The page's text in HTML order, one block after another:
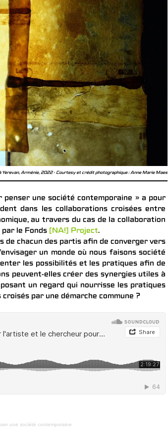
Arménie, 2022 - Courtesy et crédit photographique : Anne Marie Maes
une société contemporaine » a pour
dans les collaborations croisées entre
au travers du cas de la collaboration
le Fonds [NA!] Project.
de chacun des partis afin de converger vers
un monde où nous faisons société
les possibilités et les pratiques afin de
peuvent-elles créer des synergies utiles à
un regard qui nourrisse les pratiques
par une démarche commune ?
une société contemporaine